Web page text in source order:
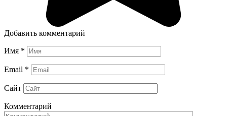
Добавить комментарий
Имя *
Email *
Сайт
Комментарий